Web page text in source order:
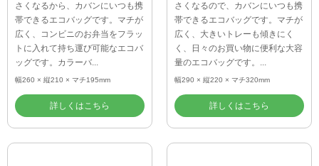
さくなるから、カバンにいつも携
帯できるエコバッグです。マチが
広く、コンビニのお弁当をフラッ
トに入れて持ち運び可能なエコバ
ッグです。カラーバ...
幅260 × 縦210 × マチ195mm
詳しくはこちら
さくなるので、カバンにいつも携
帯できるエコバッグです。マチが
広く、大きいトレーも傾きにく
く、日々のお買い物に便利な大容
量のエコバッグです。...
幅290 × 縦220 × マチ320mm
詳しくはこちら